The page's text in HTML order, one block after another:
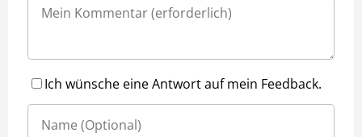
Ich wünsche eine Antwort auf mein Feedback.